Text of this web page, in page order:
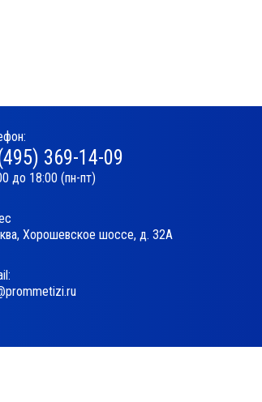
369-14-09
до 18:00 (пн-пт)
Хорошевское шоссе, д. 32А